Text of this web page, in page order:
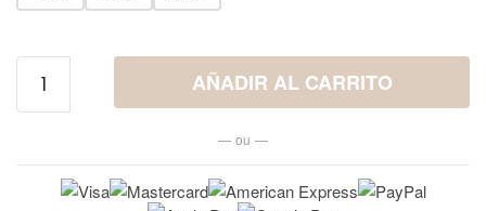
mujer con
cantidad
AÑADIR AL CARRITO
— ou —